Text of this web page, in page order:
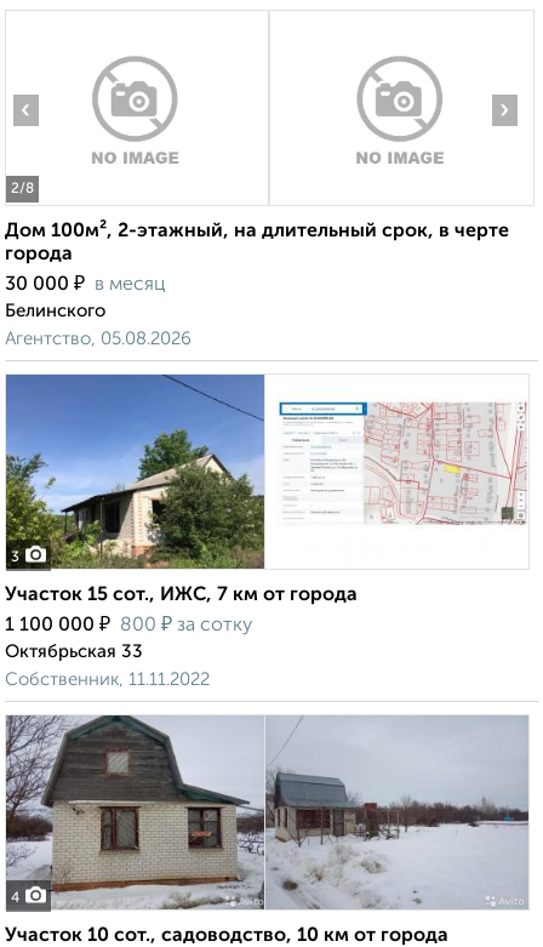
2/8
‹ ›
Дом 100м², 2-этажный, на длительный срок, в черте
города
30 000 ₽ в месяц
Белинского
Агентство, 05.08.2026
3
Участок 15 сот., ИЖС, 7 км от города
1 100 000 ₽ 800 ₽ за сотку
Октябрьская 33
Собственник, 11.11.2022
4
Участок 10 сот., садоводство, 10 км от города